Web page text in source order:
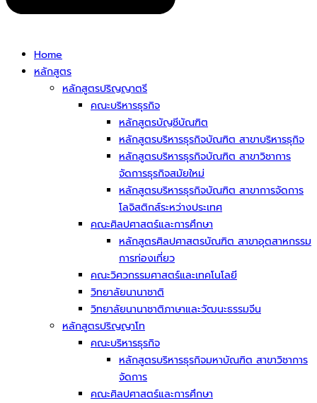
Home
หลักสูตร
หลักสูตรปริญญาตรี
คณะบริหารธุรกิจ
หลักสูตรบัญชีบัณฑิต
หลักสูตรบริหารธุรกิจบัณฑิต สาขาบริหารธุกิจ
หลักสูตรบริหารธุรกิจบัณฑิต สาขาวิชาการ
จัดการธุรกิจสมัยใหม่
หลักสูตรบริหารธุรกิจบัณฑิต สาขาการจัดการ
โลจิสติกส์ระหว่างประเทศ
คณะศิลปศาสตร์และการศึกษา
หลักสูตรศิลปศาสตรบัณฑิต สาขาอุตสาหกรรม
การท่องเที่ยว
คณะวิศวกรรมศาสตร์และเทคโนโลยี
วิทยาลัยนานาชาติ
วิทยาลัยนานาชาติภาษาและวัฒนะธรรมจีน
หลักสูตรปริญญาโท
คณะบริหารธุรกิจ
หลักสูตรบริหารธุรกิจมหาบัณฑิต สาขาวิชาการ
จัดการ
คณะศิลปศาสตร์และการศึกษา